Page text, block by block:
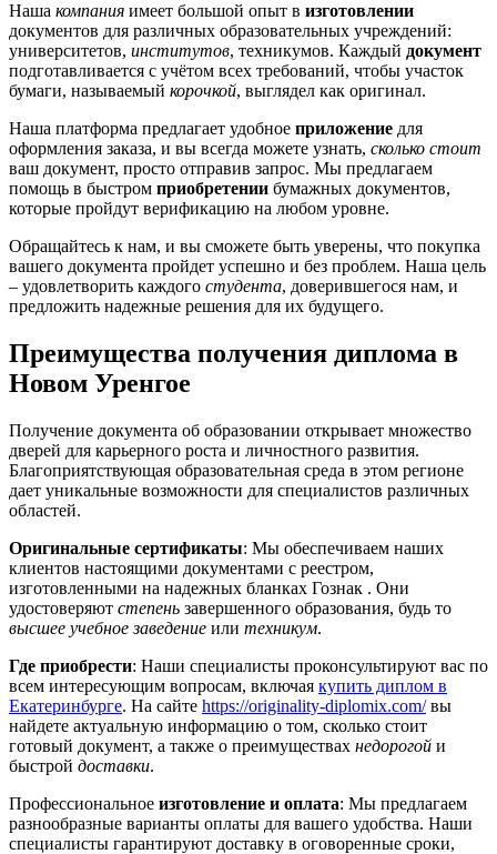
Наша компания имеет большой опыт в изготовлении
документов для различных образовательных учреждений:
университетов, институтов, техникумов. Каждый документ
подготавливается с учётом всех требований, чтобы участок
бумаги, называемый корочкой, выглядел как оригинал.
Наша платформа предлагает удобное приложение для
оформления заказа, и вы всегда можете узнать, сколько стоит
ваш документ, просто отправив запрос. Мы предлагаем
помощь в быстром приобретении бумажных документов,
которые пройдут верификацию на любом уровне.
Обращайтесь к нам, и вы сможете быть уверены, что покупка
вашего документа пройдет успешно и без проблем. Наша цель
– удовлетворить каждого студента, доверившегося нам, и
предложить надежные решения для их будущего.
Преимущества получения диплома в
Новом Уренгое
Получение документа об образовании открывает множество
дверей для карьерного роста и личностного развития.
Благоприятствующая образовательная среда в этом регионе
дает уникальные возможности для специалистов различных
областей.
Оригинальные сертификаты: Мы обеспечиваем наших
клиентов настоящими документами с реестром,
изготовленными на надежных бланках Гознак . Они
удостоверяют степень завершенного образования, будь то
высшее учебное заведение или техникум.
Где приобрести: Наши специалисты проконсультируют вас по
всем интересующим вопросам, включая купить диплом в
Екатеринбурге. На сайте https://originality-diplomix.com/вы
найдете актуальную информацию о том, сколько стоит
готовый документ, а также о преимуществах недорогой и
быстрой доставки.
Профессиональное изготовление и оплата: Мы предлагаем
разнообразные варианты оплаты для вашего удобства. Наши
специалисты гарантируют доставку в оговоренные сроки,